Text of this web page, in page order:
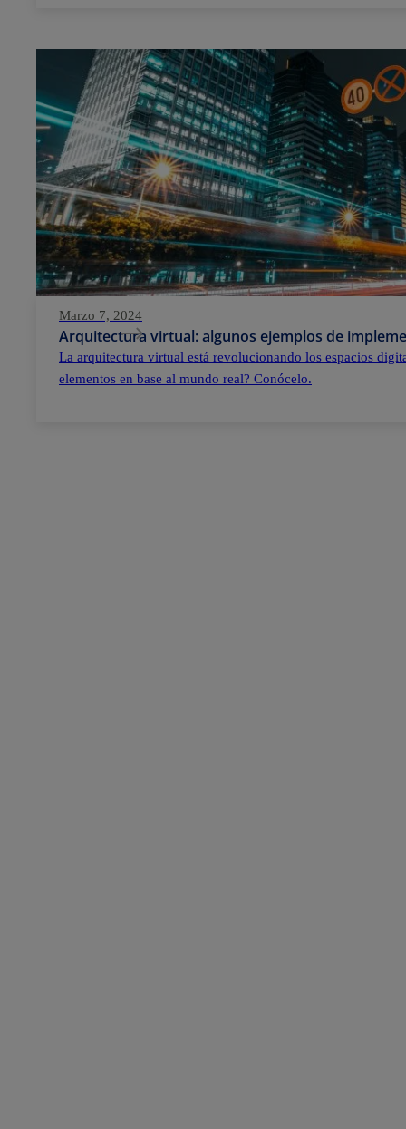
Marzo 7, 2024
Arquitectura virtual: algunos ejemplos de
La arquitectura virtual está revolucionando los espacios
elementos en base al mundo real? Conócelo.